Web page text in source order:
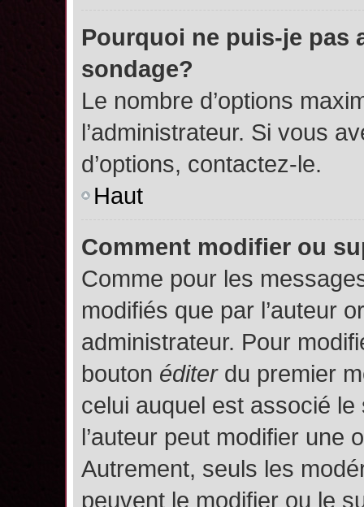
Pourquoi ne puis-je pas
sondage?
Le nombre d’options
l’administrateur. Si vous
d’options, contactez-le.
Haut
Comment modifier ou
Comme pour les
modifiés que par l’auteur
administrateur. Pour
bouton éditerdu premier
celui auquel est associé le
l’auteur peut modifier une
Autrement, seuls les
peuvent le modifier ou le